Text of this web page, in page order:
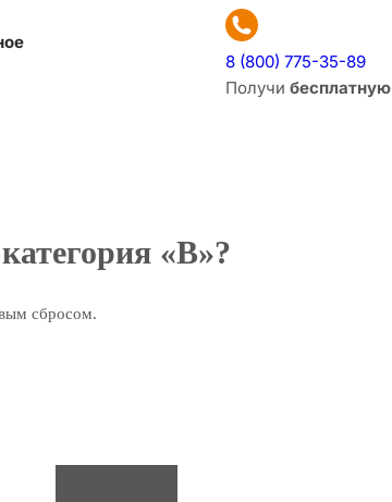
8 (800) 775-35-89
Получи бесплатную
«В»?
сбросом.